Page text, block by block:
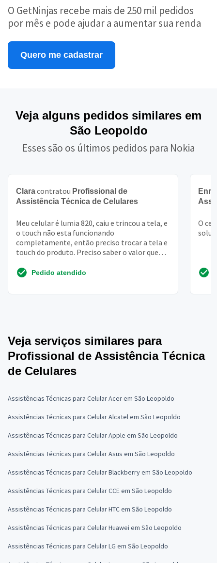
O GetNinjas recebe mais de 250 mil pedidos
por mês e pode ajudar a aumentar sua renda
Quero me cadastrar
Veja alguns pedidos similares em
São Leopoldo
Esses são os últimos pedidos para Nokia
Claracontratou Profissional de
Assistência Técnica de Celulares
Meu celular é lumia 820, caiu e trincou a tela, e
o touch não esta funcionando
completamente, então preciso trocar a tela e
touch do produto. Preciso saber o valor que
Pedido atendido
O
Veja serviços similares para
Profissional de Assistência Técnica
de Celulares
Assistências Técnicas para Celular Acer em São Leopoldo
Assistências Técnicas para Celular Alcatel em São Leopoldo
Assistências Técnicas para Celular Apple em São Leopoldo
Assistências Técnicas para Celular Asus em São Leopoldo
Assistências Técnicas para Celular Blackberry em São Leopoldo
Assistências Técnicas para Celular CCE em São Leopoldo
Assistências Técnicas para Celular HTC em São Leopoldo
Assistências Técnicas para Celular Huawei em São Leopoldo
Assistências Técnicas para Celular LG em São Leopoldo